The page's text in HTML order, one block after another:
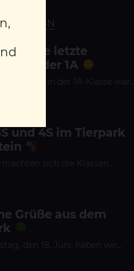
letzte
in der 1A
in der 1A-Klasse war…
und 4S im Tierpark
sich die Klassen…
Grüße aus dem
den 18. Juni, haben wir…